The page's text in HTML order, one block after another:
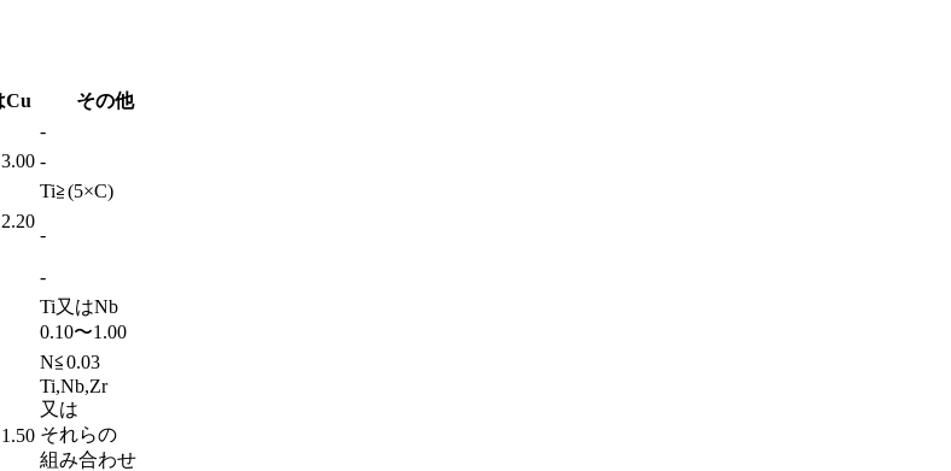
Cu
その他
-
-
Ti≧(5×C)
-
-
Ti又はNb
0.10〜1.00
N≦0.03
Ti,Nb,Zr
又は
それらの
組み合わせ